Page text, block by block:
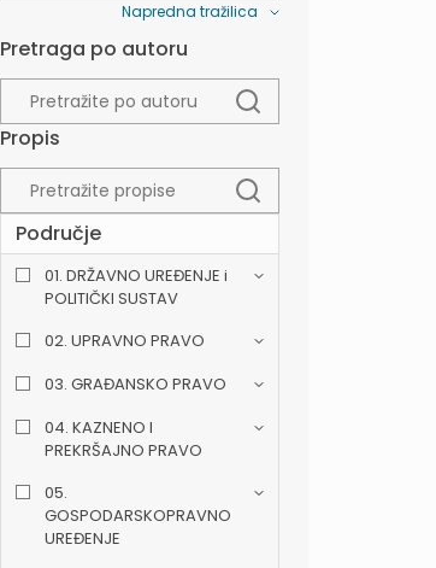
Napredna tražilica
Pretraga po autoru
Propis
Područje
01. DRŽAVNO UREĐENJE i
POLITIČKI SUSTAV
02. UPRAVNO PRAVO
03. GRAĐANSKO PRAVO
04. KAZNENO I
PREKRŠAJNO PRAVO
05.
GOSPODARSKOPRAVNO
UREĐENJE